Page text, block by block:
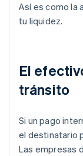
Así es como la
tu liquidez.
El
tránsito
Si un pago
el destinatario
Las empresas